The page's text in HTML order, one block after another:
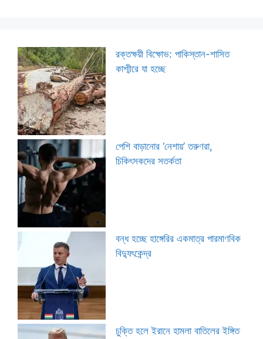
রক্তক্ষয়ী বিক্ষোভ: পাকিস্তান-শাসিত
কাশ্মীরে যা হচ্ছে
পেশি বাড়ানোর ‘নেশায়’ তরুণরা,
চিকিৎসকদের সতর্কতা
বন্ধ হচ্ছে হাঙ্গেরির একমাত্র পারমাণবিক
বিদ্যুৎকেন্দ্র
চুক্তি হলে ইরানে হামলা বাতিলের ইঙ্গিত